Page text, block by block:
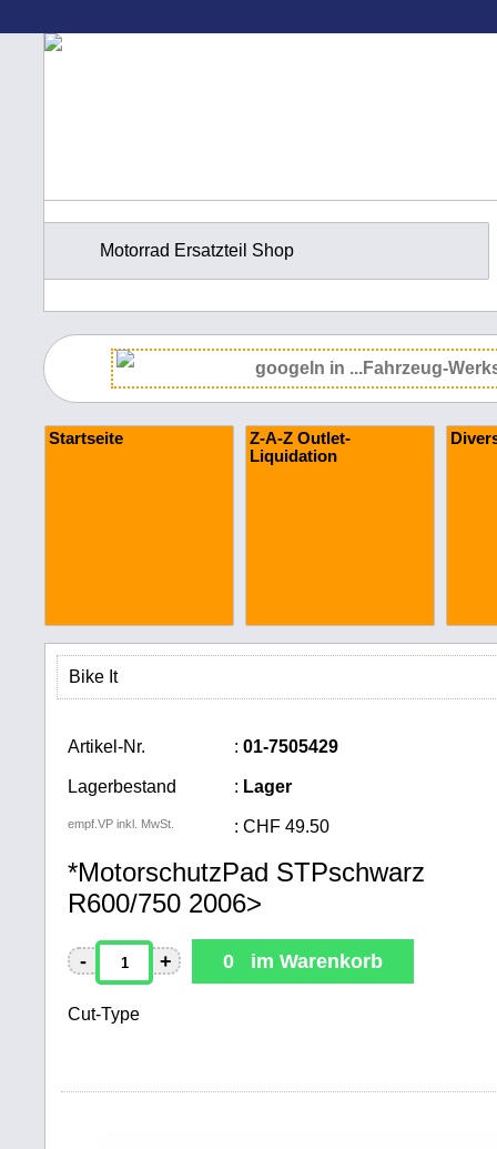
Motorrad Ersatzteil Shop
Startseite
Z-A-Z Outlet-
Liquidation
Bike It
Artikel-Nr. : 01-7505429
Lagerbestand : Lager
empf.VP inkl. MwSt. : CHF 49.50
*MotorschutzPad STPschwarz
R600/750 2006>
- + 0 im Warenkorb
Cut-Type